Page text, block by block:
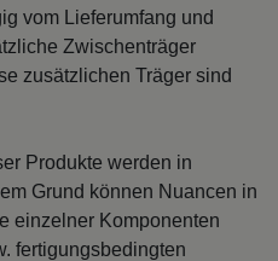
vom Lieferumfang und
Zwischenträger
zusätzlichen Träger sind
Produkte werden in
Grund können Nuancen in
einzelner Komponenten
fertigungsbedingten